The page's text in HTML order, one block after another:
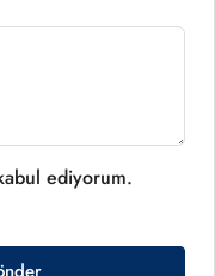
ediyorum.